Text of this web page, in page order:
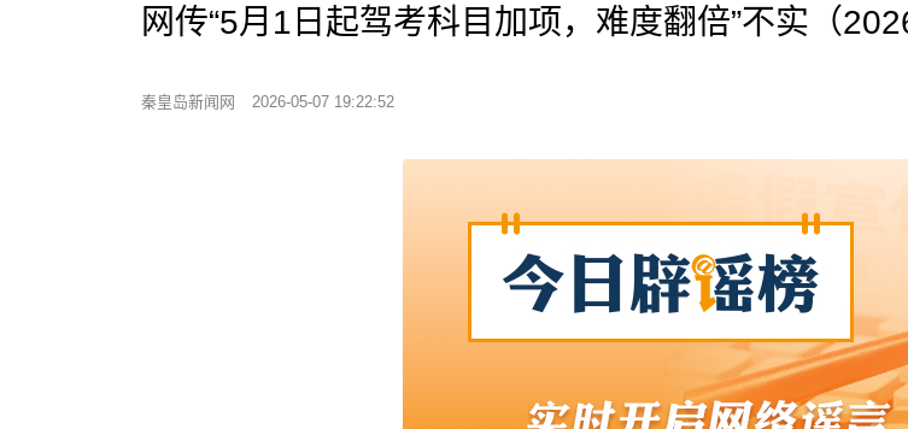
网传“5月1日起驾考科目加项，难度翻倍”不实（
秦皇岛新闻网 2026-05-07 19:22:52